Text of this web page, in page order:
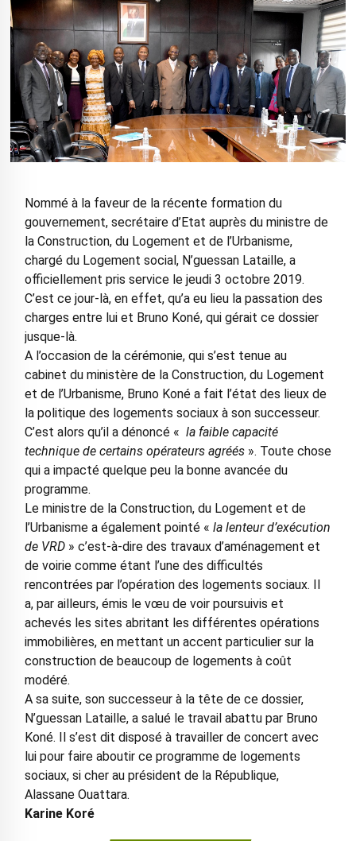
Nommé à la faveur de la récente formation du
gouvernement, secrétaire d’Etat auprès du ministre de
la Construction, du Logement et de l’Urbanisme,
chargé du Logement social, N’guessan Lataille, a
officiellement pris service le jeudi 3 octobre 2019.
C’est ce jour-là, en effet, qu’a eu lieu la passation des
charges entre lui et Bruno Koné, qui gérait ce dossier
jusque-là.
A l’occasion de la cérémonie, qui s’est tenue au
cabinet du ministère de la Construction, du Logement
et de l’Urbanisme, Bruno Koné a fait l’état des lieux de
la politique des logements sociaux à son successeur.
C’est alors qu’il a dénoncé « la faible capacité
technique de certains opérateurs agréés ». Toute chose
qui a impacté quelque peu la bonne avancée du
programme.
Le ministre de la Construction, du Logement et de
l’Urbanisme a également pointé « la lenteur d’exécution
de VRD » c’est-à-dire des travaux d’aménagement et
de voirie comme étant l’une des difficultés
rencontrées par l’opération des logements sociaux. Il
a, par ailleurs, émis le vœu de voir poursuivis et
achevés les sites abritant les différentes opérations
immobilières, en mettant un accent particulier sur la
construction de beaucoup de logements à coût
modéré.
A sa suite, son successeur à la tête de ce dossier,
N’guessan Lataille, a salué le travail abattu par Bruno
Koné. Il s’est dit disposé à travailler de concert avec
lui pour faire aboutir ce programme de logements
sociaux, si cher au président de la République,
Alassane Ouattara.
Karine Koré